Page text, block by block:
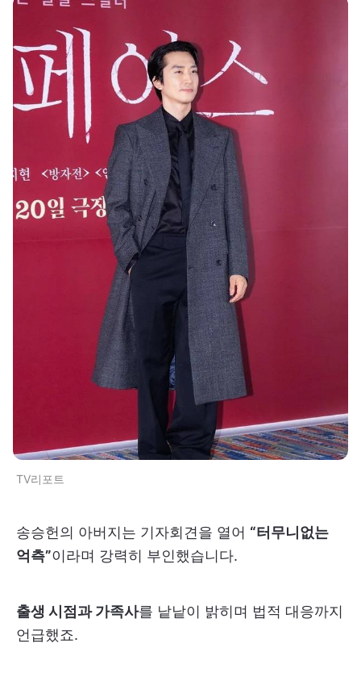
TV리포트
송승헌의 아버지는 기자회견을 열어 “터무니없는
억측”이라며 강력히 부인했습니다.
출생 시점과 가족사를 낱낱이 밝히며 법적 대응까지
언급했죠.